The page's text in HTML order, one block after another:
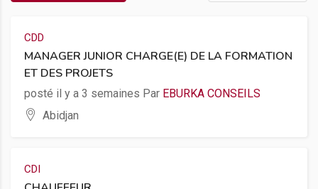
CDD
MANAGER JUNIOR CHARGE(E) DE LA FORMATION
ET DES PROJETS
posté il y a 3 semaines Par EBURKA CONSEILS
Abidjan
CDI